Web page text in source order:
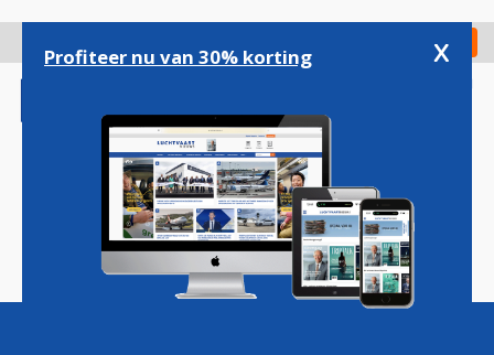
gaan
Check in
Magazine Podcasts Vacatures
Profiteer nu van 30% korting x